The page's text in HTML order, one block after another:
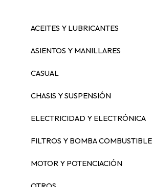
ACEITES Y LUBRICANTES
ASIENTOS Y MANILLARES
CASUAL
CHASIS Y SUSPENSIÓN
ELECTRICIDAD Y ELECTRÓNICA
FILTROS Y BOMBA COMBUSTIBLE
MOTOR Y POTENCIACIÓN